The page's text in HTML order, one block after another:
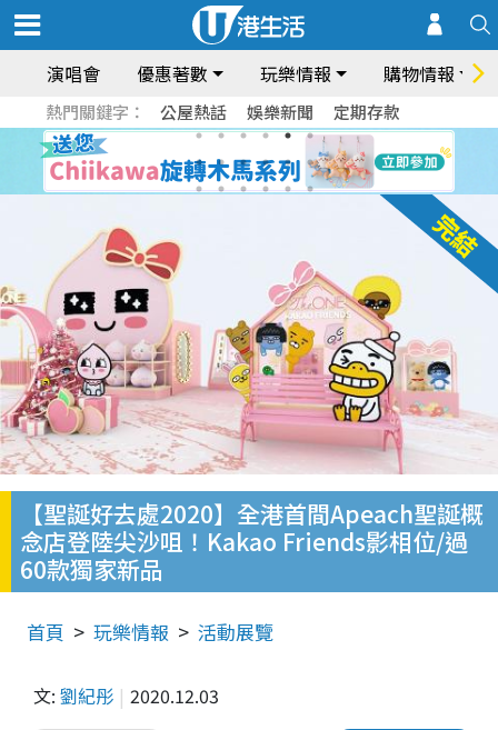
演唱會 優惠著數 玩樂情報 購物情報
熱門關鍵字： 公屋熱話 娛樂新聞 定期存款
【聖誕好去處2020】全港首間Apeach聖誕概
念店登陸尖沙咀！Kakao Friends影相位/過
60款獨家新品
首頁 玩樂情報 活動展覽
文: 劉紀彤 2020.12.03